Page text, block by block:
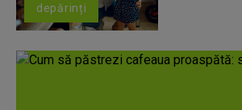
depărinți